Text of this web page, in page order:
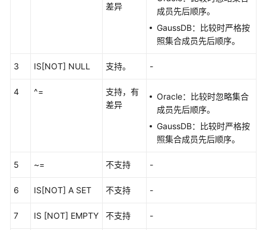
元
达
差异
成员先后顺序。
GaussDB：比较时严格按
照集合成员先后顺序。
3 IS[NOT] NULL 支持。 -
4 ^=
支持，有
差异
Oracle：比较时忽略集合
成员先后顺序。
GaussDB：比较时严格按
照集合成员先后顺序。
5 ~= 不支持 -
6 IS[NOT] A SET 不支持 -
7 IS [NOT] EMPTY 不支持 -